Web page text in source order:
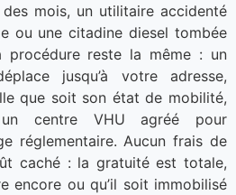
des mois, un utilitaire accidenté
ou une citadine diesel tombée
procédure reste la même : un
jusqu’à votre adresse,
que soit son état de mobilité,
centre VHU agréé pour
réglementaire. Aucun frais de
caché : la gratuité est totale,
encore ou qu’il soit immobilisé